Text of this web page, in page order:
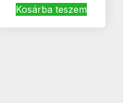
Kosárba teszem